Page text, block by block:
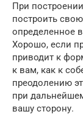
При
построить
определенное
Хорошо, если
приводит к
к вам, как к
преодолению
при
вашу сторону.